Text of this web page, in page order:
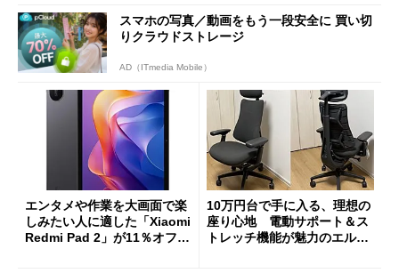
スマホの写真／動画をもう一段安全に 買い切
りクラウドストレージ
AD（ITmedia Mobile）
エンタメや作業を大画面で楽
しみたい人に適した「Xiaomi
Redmi Pad 2」が11％オフの
10万円台で手に入る、理想の
座り心地 電動サポート＆ス
トレッチ機能が魅力のエルゴ